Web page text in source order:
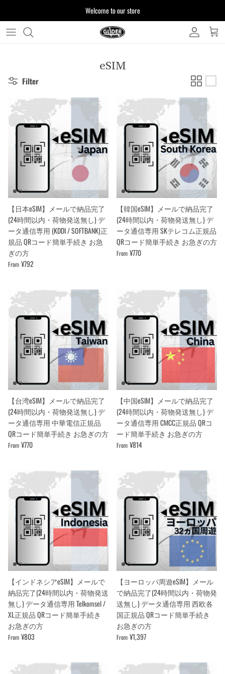
content
Welcome to our store
お客様からいただいたご質問をまとめており
注文について 製品について
eSIM
Filter
【日本eSIM】メールで納品完了
(24時間以内・荷物発送無し) デ
ータ通信専用 (KDDI / SOFTBANK)正
規品 QRコード簡単手続き お急
ぎの方
From ¥792
【韓国eSIM】メールで納品完了
(24時間以内・荷物発送無し) デ
ータ通信専用 SKテレコム正規品
QRコード簡単手続き お急ぎの方
From ¥770
【台湾eSIM】メールで納品完了
(24時間以内・荷物発送無し) デ
ータ通信専用 中華電信正規品
QRコード簡単手続き お急ぎの方
From ¥770
【中国eSIM】メールで納品完了
(24時間以内・荷物発送無し) デ
ータ通信専用 CMCC正規品 QRコ
ード簡単手続き お急ぎの方
From ¥814
【インドネシアeSIM】メールで
納品完了(24時間以内・荷物発送
無し) データ通信専用 Telkomsel /
XL正規品 QRコード簡単手続き
お急ぎの方
From ¥803
【ヨーロッパ周遊eSIM】メール
で納品完了(24時間以内・荷物発
送無し) データ通信専用 西欧各
国正規品 QRコード簡単手続き
お急ぎの方
From ¥1,397